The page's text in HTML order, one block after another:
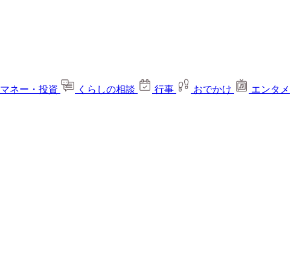
マネー・投資 くらしの相談 行事 おでかけ
エンタメ